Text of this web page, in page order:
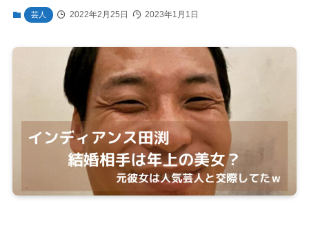
芸人 2022年2月25日 2023年1月1日